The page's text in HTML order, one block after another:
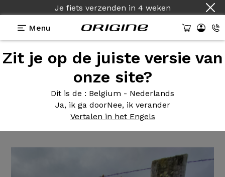
Je fiets verzenden in 4 weken
Menu
Zit je op de juiste versie van
onze site?
Dit is de : Belgium - Nederlands
Ja, ik ga doorNee, ik verander
Vertalen in het Engels
Getuigenissen>ThéorèMe GT - Shimano SLX 7100
- Roues Shimano MT601
ThéorèMe GT- Shimano SLX
7100 - Roues Shimano MT601